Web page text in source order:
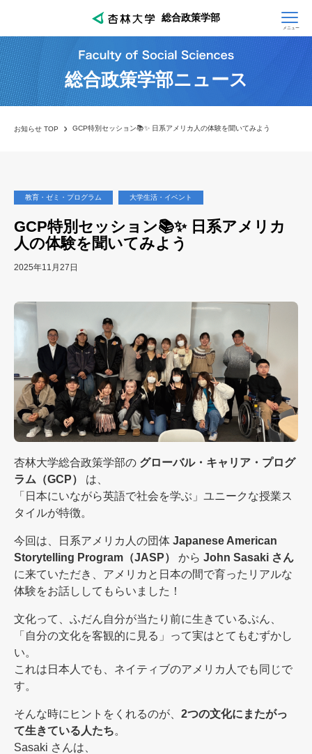
総合政策学部
メニュー
総合政策学部ニュース
お知らせ TOP GCP特別セッション📚✨ 日系アメリカ人の体験を聞いてみよう
教育・ゼミ・プログラム 大学生活・イベント
GCP特別セッション📚✨ 日系アメリカ
人の体験を聞いてみよう
2025年11月27日
杏林大学総合政策学部の グローバル・キャリア・プログ
ラム（GCP）
は、
「日本にいながら英語で社会を学ぶ」ユニークな授業ス
タイルが特徴。
今回は、日系アメリカ人の団体 Japanese American
Storytelling Program（JASP）
から John Sasaki さん
に来ていただき、アメリカと日本の間で育ったリアルな
体験をお話ししてもらいました！
文化って、ふだん自分が当たり前に生きているぶん、
「自分の文化を客観的に見る」って実はとてもむずかし
い。
これは日本人でも、ネイティブのアメリカ人でも同じで
す。
そんな時にヒントをくれるのが、 2つの文化にまたがっ
て生きている人たち。
Sasaki さんは、